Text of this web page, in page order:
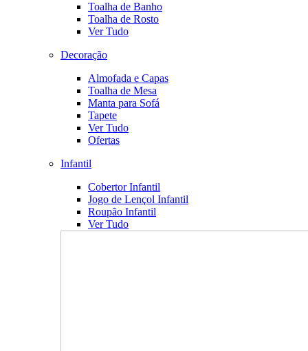
Toalha de Banho
Toalha de Rosto
Ver Tudo
Decoração
Almofada e Capas
Toalha de Mesa
Manta para Sofá
Tapete
Ver Tudo
Ofertas
Infantil
Cobertor Infantil
Jogo de Lençol Infantil
Roupão Infantil
Ver Tudo